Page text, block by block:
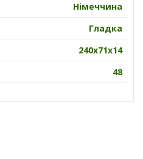
Німеччина
Гладка
240х71х14
48